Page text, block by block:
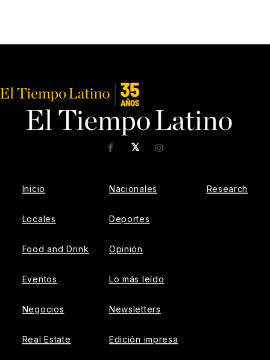
𝕏
FacebookInstagram
Inicio
Locales
Food and Drink
Eventos
Negocios
Real Estate
Nacionales
Deportes
Opinión
Lo más leído
Newsletters
Edición impresa
Research